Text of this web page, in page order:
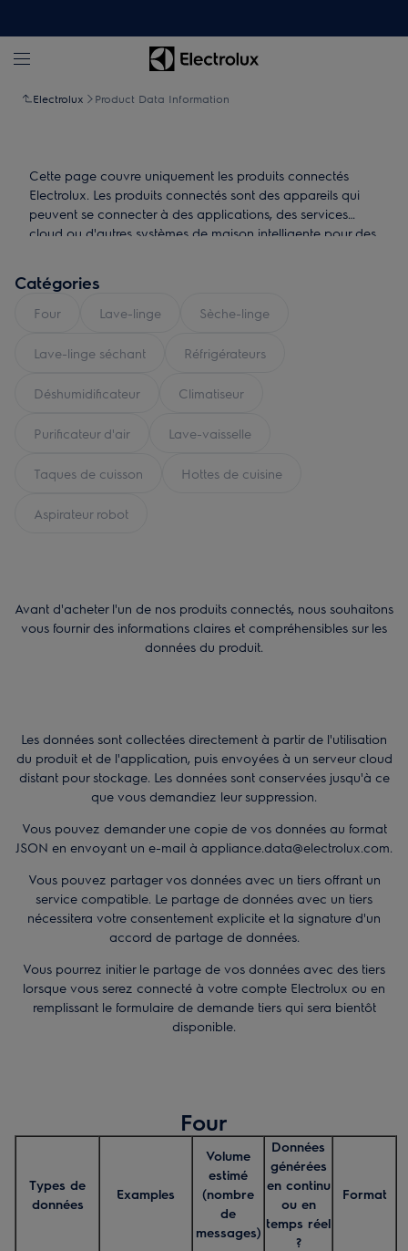
Electrolux Product Data Information
Cette page couvre uniquement les produits connectés
Electrolux. Les produits connectés sont des appareils qui
peuvent se connecter à des applications, des services
cloud ou d'autres systèmes de maison intelligente pour des
Catégories
Four Lave-linge Sèche-linge
Lave-linge séchant Réfrigérateurs
Déshumidificateur Climatiseur
Purificateur d'air Lave-vaisselle
Taques de cuisson Hottes de cuisine
Aspirateur robot
Avant d'acheter l'un de nos produits connectés, nous souhaitons
vous fournir des informations claires et compréhensibles sur les
données du produit.
Les données sont collectées directement à partir de l'utilisation
du produit et de l'application, puis envoyées à un serveur cloud
distant pour stockage. Les données sont conservées jusqu'à ce
que vous demandiez leur suppression.
Vous pouvez demander une copie de vos données au format
JSON en envoyant un e-mail à appliance.data@electrolux.com.
Vous pouvez partager vos données avec un tiers offrant un
service compatible. Le partage de données avec un tiers
nécessitera votre consentement explicite et la signature d'un
accord de partage de données.
Vous pourrez initier le partage de vos données avec des tiers
lorsque vous serez connecté à votre compte Electrolux ou en
remplissant le formulaire de demande tiers qui sera bientôt
disponible.
Four
Types de
données
Examples
Volume
estimé
(nombre
de
messages)
Données
générées
en continu
ou en
temps réel
?
Format